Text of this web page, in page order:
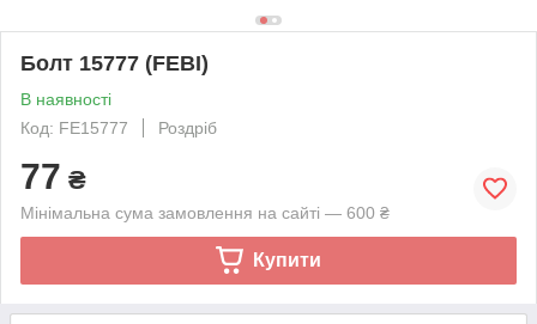
Болт 15777 (FEBI)
В наявності
Код: FE15777
Роздріб
77 ₴
Мінімальна сума замовлення на сайті — 600 ₴
Купити